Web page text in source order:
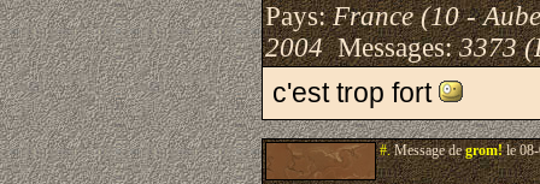
Pays:France (10 -
2004Messages:3373
c'est trop fort
#.Message degrom!le 08-